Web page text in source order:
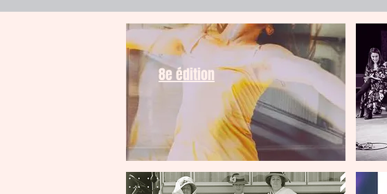
8e édition